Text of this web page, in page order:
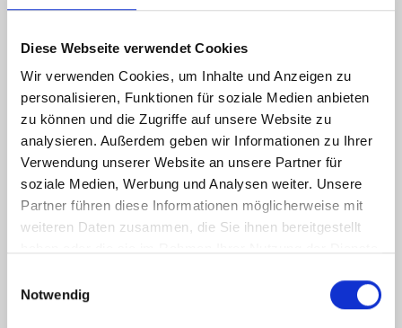
Diese Webseite verwendet Cookies
Wir verwenden Cookies, um Inhalte und Anzeigen zu
personalisieren, Funktionen für soziale Medien anbieten
zu können und die Zugriffe auf unsere Website zu
analysieren. Außerdem geben wir Informationen zu Ihrer
Verwendung unserer Website an unsere Partner für
soziale Medien, Werbung und Analysen weiter. Unsere
Partner führen diese Informationen möglicherweise mit
weiteren Daten zusammen, die Sie ihnen bereitgestellt
Notwendig
International
VIP TICKETS SCORES
TOURNAMENT SERVICE
NEWS